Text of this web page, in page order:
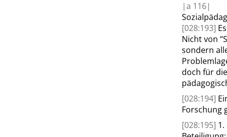
|a 116|
[028:193]
Nicht von “
sondern
doch für
[028:194]
Forschung
[028:195] 1.